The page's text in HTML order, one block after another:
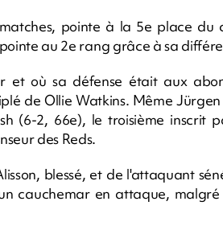
pointe à la 5e place du
au 2e rang grâce à sa
où sa défense était aux
de Ollie Watkins. Même
(6-2, 66e), le troisième inscrit
des Reds.
blessé, et de l'attaquant
cauchemar en attaque,